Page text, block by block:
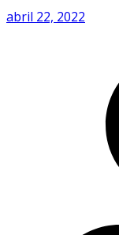
abril 22, 2022